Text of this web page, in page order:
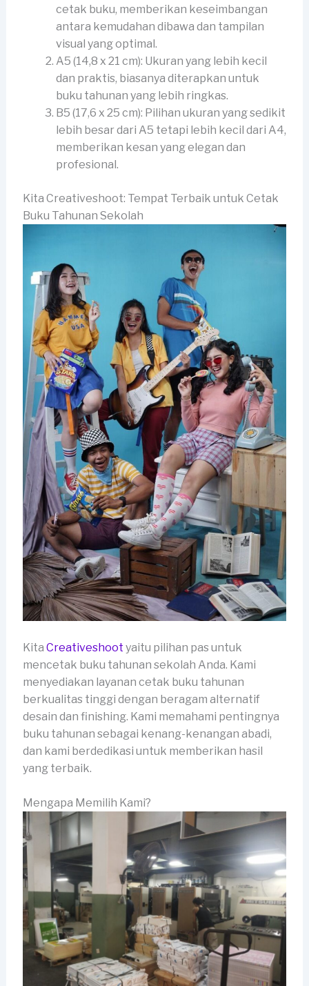
cetak buku, memberikan keseimbangan
antara kemudahan dibawa dan tampilan
visual yang optimal.
A5 (14,8 x 21 cm): Ukuran yang lebih kecil
dan praktis, biasanya diterapkan untuk
buku tahunan yang lebih ringkas.
B5 (17,6 x 25 cm): Pilihan ukuran yang sedikit
lebih besar dari A5 tetapi lebih kecil dari A4,
memberikan kesan yang elegan dan
profesional.
Kita Creativeshoot: Tempat Terbaik untuk Cetak
Buku Tahunan Sekolah
Kita Creativeshoot yaitu pilihan pas untuk
mencetak buku tahunan sekolah Anda. Kami
menyediakan layanan cetak buku tahunan
berkualitas tinggi dengan beragam alternatif
desain dan finishing. Kami memahami pentingnya
buku tahunan sebagai kenang-kenangan abadi,
dan kami berdedikasi untuk memberikan hasil
yang terbaik.
Mengapa Memilih Kami?